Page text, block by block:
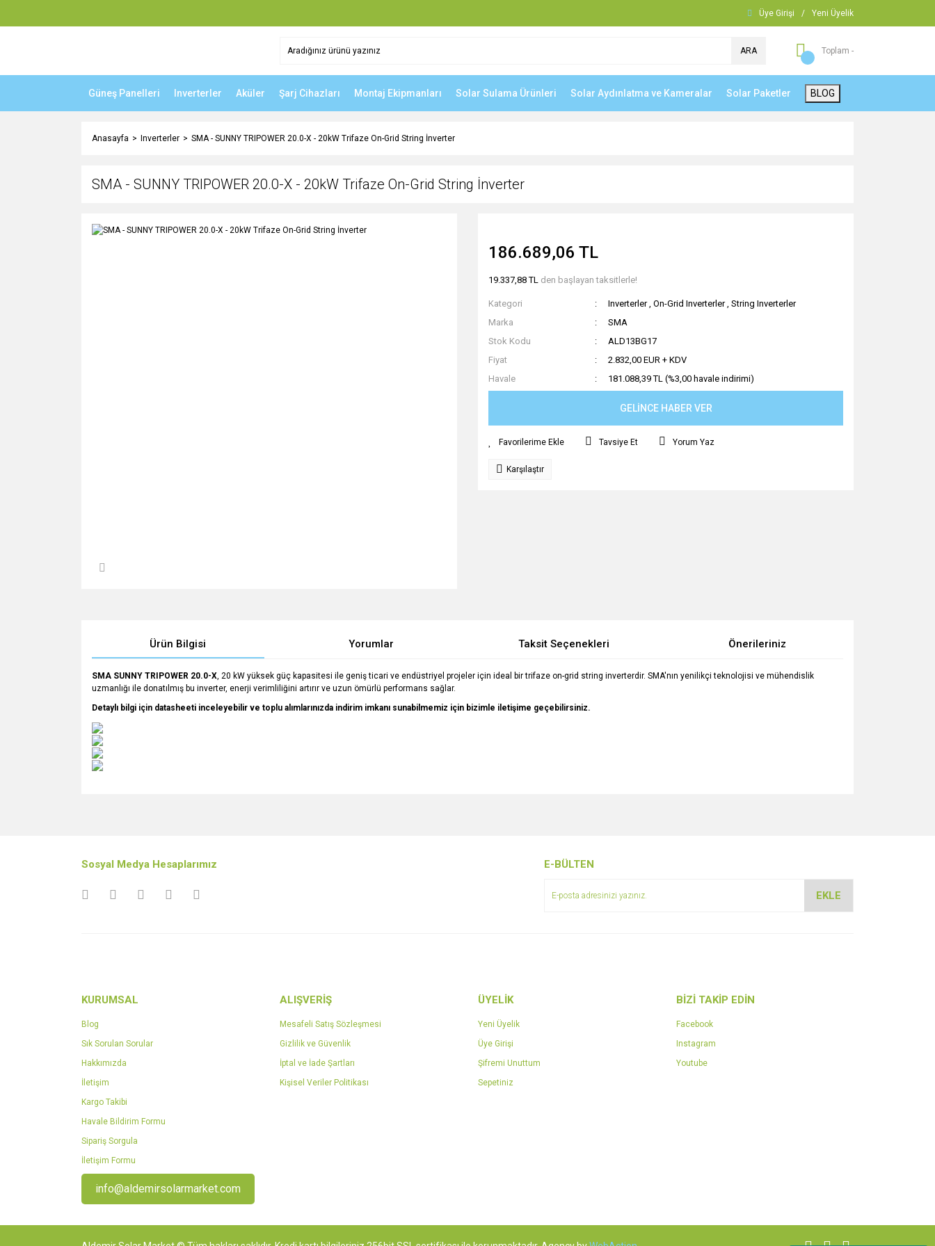
Üye Girişi / Yeni Üyelik
ARA Toplam -
Güneş Panelleri Inverterler Aküler Şarj Cihazları Montaj Ekipmanları Solar Sulama Ürünleri Solar Aydınlatma ve Kameralar Solar Paketler BLOG
Anasayfa Inverterler SMA - SUNNY TRIPOWER 20.0-X - 20kW Trifaze On-Grid String İnverter
SMA - SUNNY TRIPOWER 20.0-X - 20kW Trifaze On-Grid String İnverter
186.689,06 TL
19.337,88 TL den başlayan taksitlerle!
Kategori Inverterler , On-Grid Inverterler , String Inverterler
Marka
SMA
Stok Kodu
ALD13BG17
Fiyat
2.832,00 EUR + KDV
Havale
181.088,39 TL (%3,00 havale indirimi)
GELİNCE HABER VER
Tavsiye Et Yorum Yaz
Karşılaştır
Ürün Bilgisi Yorumlar Taksit Seçenekleri Önerileriniz
SMA SUNNY TRIPOWER 20.0-X, 20 kW yüksek güç kapasitesi ile geniş ticari ve endüstriyel projeler için ideal bir trifaze on-grid string inverterdir. SMA'nın yenilikçi teknolojisi ve mühendislik
uzmanlığı ile donatılmış bu inverter, enerji verimliliğini artırır ve uzun ömürlü performans sağlar.
Detaylı bilgi için datasheeti inceleyebilir ve toplu alımlarınızda indirim imkanı sunabilmemiz için bizimle iletişime geçebilirsiniz.
Ürün açıklamasında eksik bilgiler bulunuyor.
Sosyal Medya Hesaplarımız E-BÜLTEN
EKLE
KURUMSAL
Blog
Sık Sorulan Sorular
Hakkımızda
İletişim
Kargo Takibi
Havale Bildirim Formu
Sipariş Sorgula
İletişim Formu
ALIŞVERİŞ
Mesafeli Satış Sözleşmesi
Gizlilik ve Güvenlik
İptal ve İade Şartları
Kişisel Veriler Politikası
ÜYELİK
Yeni Üyelik
Üye Girişi
Şifremi Unuttum
Sepetiniz
BİZİ TAKİP EDİN
Facebook
Instagram
Youtube
info@aldemirsolarmarket.com